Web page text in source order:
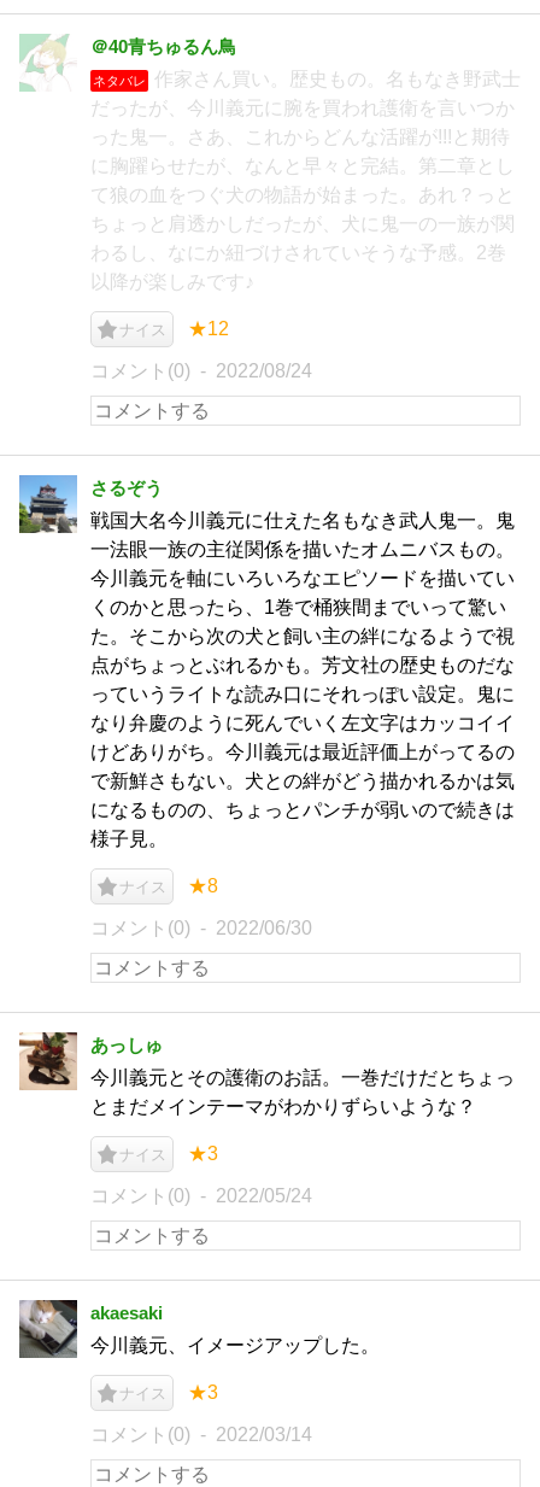
＠40青ちゅるん鳥
ネタバレ
作家さん買い。歴史もの。名もなき野武士
だったが、今川義元に腕を買われ護衛を言いつか
った鬼一。さあ、これからどんな活躍が!!!と期待
に胸躍らせたが、なんと早々と完結。第二章とし
て狼の血をつぐ犬の物語が始まった。あれ？っと
ちょっと肩透かしだったが、犬に鬼一の一族が関
わるし、なにか紐づけされていそうな予感。2巻
以降が楽しみです♪
ナイス ★12
コメント(0) 2022/08/24
さるぞう
戦国大名今川義元に仕えた名もなき武人鬼一。鬼
一法眼一族の主従関係を描いたオムニバスもの。
今川義元を軸にいろいろなエピソードを描いてい
くのかと思ったら、1巻で桶狭間までいって驚い
た。そこから次の犬と飼い主の絆になるようで視
点がちょっとぶれるかも。芳文社の歴史ものだな
っていうライトな読み口にそれっぽい設定。鬼に
なり弁慶のように死んでいく左文字はカッコイイ
けどありがち。今川義元は最近評価上がってるの
で新鮮さもない。犬との絆がどう描かれるかは気
になるものの、ちょっとパンチが弱いので続きは
様子見。
ナイス ★8
コメント(0) 2022/06/30
あっしゅ
今川義元とその護衛のお話。一巻だけだとちょっ
とまだメインテーマがわかりずらいような？
ナイス ★3
コメント(0) 2022/05/24
akaesaki
今川義元、イメージアップした。
ナイス ★3
コメント(0) 2022/03/14